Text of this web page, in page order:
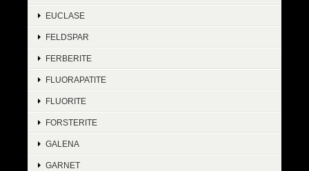
EUCLASE
FELDSPAR
FERBERITE
FLUORAPATITE
FLUORITE
FORSTERITE
GALENA
GARNET